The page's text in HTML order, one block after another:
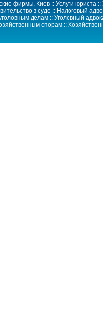
фирмы, Киев :: Услуги юриста::
в суде :: Налоговый
делам :: Уголовный
спорам::